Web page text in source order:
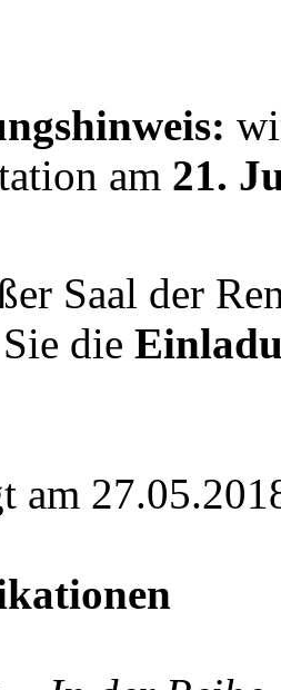
am 21.
Saal der
die
am